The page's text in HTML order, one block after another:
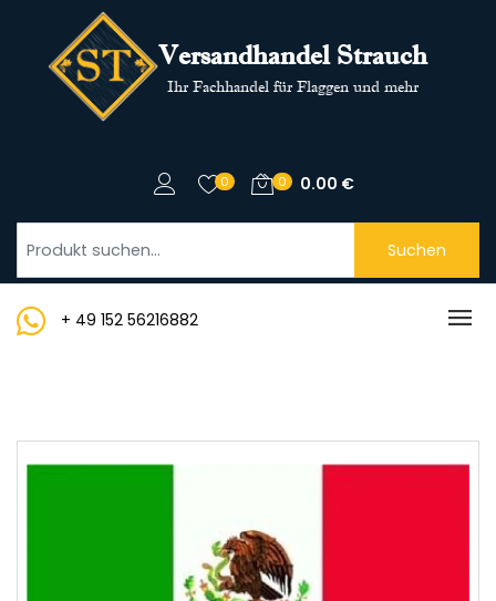
Versandhandel Strauch
Ihr Fachhandel für Flaggen und mehr
0 0 0.00 €
Suchen
+ 49 152 56216882